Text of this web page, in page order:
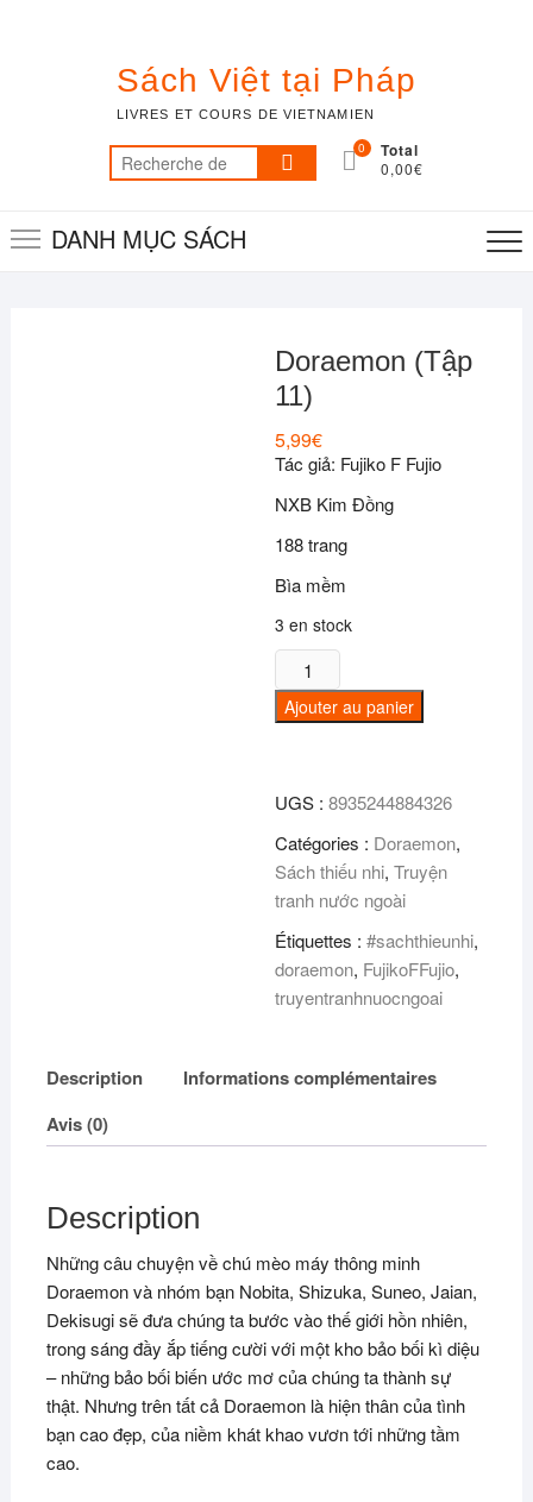
Sách Việt tại Pháp
LIVRES ET COURS DE VIETNAMIEN
Recherche
pour :
0 Total
0,00€
DANH MỤC SÁCH
Doraemon (Tập
11)
5,99€
Tác giả: Fujiko F Fujio
NXB Kim Đồng
188 trang
Bìa mềm
3 en stock
quantité
de
Doraemon
Ajouter au panier
UGS :8935244884326
Catégories : Doraemon,
Sách thiếu nhi,Truyện
tranh nước ngoài
Étiquettes :#sachthieunhi,
doraemon, FujikoFFujio,
truyentranhnuocngoai
Description
Informations complémentaires
Avis (0)
Description
Những câu chuyện về chú mèo máy thông minh
Doraemon và nhóm bạn Nobita, Shizuka, Suneo, Jaian,
Dekisugi sẽ đưa chúng ta bước vào thế giới hồn nhiên,
trong sáng đầy ắp tiếng cười với một kho bảo bối kì diệu
– những bảo bối biến ước mơ của chúng ta thành sự
thật. Nhưng trên tất cả Doraemon là hiện thân của tình
bạn cao đẹp, của niềm khát khao vươn tới những tầm
cao.